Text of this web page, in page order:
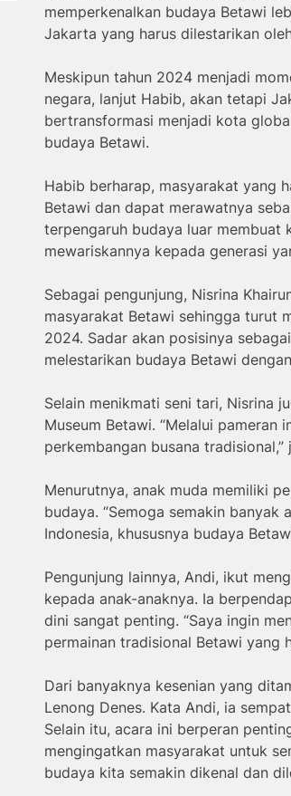
memperkenalkan budaya Betawi
Jakarta yang harus dilestarikan
Meskipun tahun 2024 menjadi
negara, lanjut Habib, akan tetapi
bertransformasi menjadi kota
budaya Betawi.
Habib berharap, masyarakat yang
Betawi dan dapat merawatnya
terpengaruh budaya luar membuat
mewariskannya kepada generasi
Sebagai pengunjung, Nisrina
masyarakat Betawi sehingga turut
2024. Sadar akan posisinya
melestarikan budaya Betawi
Selain menikmati seni tari, Nisrina
Museum Betawi. “Melalui pameran
perkembangan busana
Menurutnya, anak muda memiliki
budaya. “Semoga semakin
Indonesia, khususnya budaya
Pengunjung lainnya, Andi, ikut
kepada anak-anaknya. Ia
dini sangat penting. “Saya ingin
permainan tradisional Betawi yang
Dari banyaknya kesenian yang
Lenong Denes. Kata Andi, ia
Selain itu, acara ini berperan
mengingatkan masyarakat untuk
budaya kita semakin dikenal dan